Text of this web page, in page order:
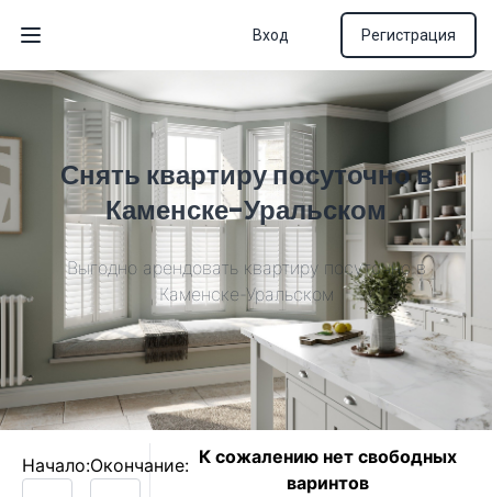
Открыть меню
Вход Регистрация
Снять квартиру посуточно в
Каменске-Уральском
Выгодно арендовать квартиру посуточно в
Каменске-Уральском
Начало:Окончание: К сожалению нет свободных
варинтов